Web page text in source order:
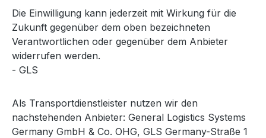
Die Einwilligung kann jederzeit mit Wirkung für die
Zukunft gegenüber dem oben bezeichneten
Verantwortlichen oder gegenüber dem Anbieter
widerrufen werden.
- GLS
Als Transportdienstleister nutzen wir den
nachstehenden Anbieter: General Logistics Systems
Germany GmbH & Co. OHG, GLS Germany-Straße 1